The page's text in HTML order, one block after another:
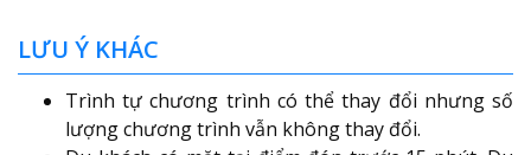
LƯU Ý KHÁC
Trình tự chương trình có thể thay đổi nhưng số
lượng chương trình vẫn không thay đổi.